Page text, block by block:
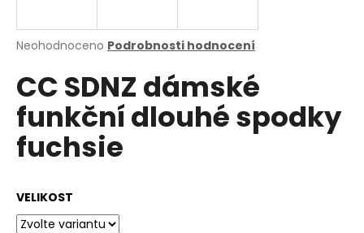
Průměrné
produktu
je
0,0
5
hvězdiček.
Neohodnoceno Podrobnosti hodnocení
CC SDNZ dámské
funkční dlouhé spodky
fuchsie
VELIKOST
j
t
?